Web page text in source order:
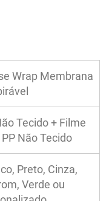
Wrap Membrana
Tecido + Filme
PP Não Tecido
Preto, Cinza,
Verde ou